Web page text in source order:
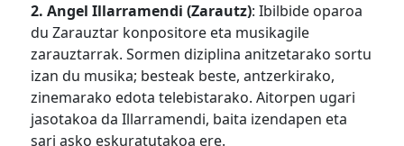
2. Angel Illarramendi (Zarautz): Ibilbide oparoa
du Zarauztar konpositore eta musikagile
zarauztarrak. Sormen diziplina anitzetarako sortu
izan du musika; besteak beste, antzerkirako,
zinemarako edota telebistarako. Aitorpen ugari
jasotakoa da Illarramendi, baita izendapen eta
sari asko eskuratutakoa ere.